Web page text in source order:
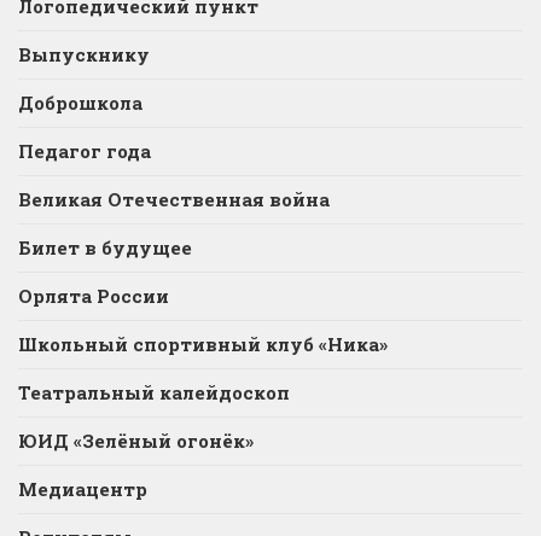
Логопедический пункт
Выпускнику
Доброшкола
Педагог года
Великая Отечественная война
Билет в будущее
Орлята России
Школьный спортивный клуб «Ника»
Театральный калейдоскоп
ЮИД «Зелёный огонёк»
Медиацентр